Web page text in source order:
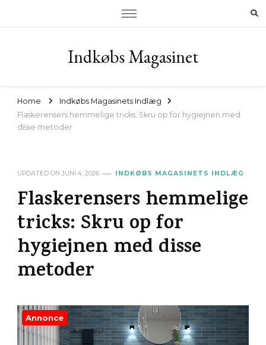
Indkøbs Magasinet
Home
Indkøbs Magasinets Indlæg
Flaskerensers hemmelige tricks: Skru op for hygiejnen med
disse metoder
UPDATED ON JUNI 4, 2026 INDKØBS MAGASINETS INDLÆG
Flaskerensers hemmelige
tricks: Skru op for
hygiejnen med disse
metoder
Annonce